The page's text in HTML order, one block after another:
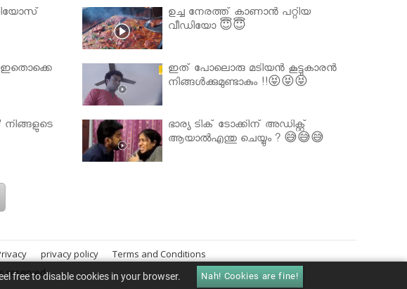
ഉച്ച നേരത്ത് കാണാൻ പറ്റിയ
വീഡിയോ 😇😇
ഇത് പോലൊരു മടിയൻ കൂട്ടുകാരൻ
നിങ്ങൾക്കുമുണ്ടാകും !!😝😝😝
ഭാര്യ ടിക് ടോക്കിന് അഡിക്റ്റ്
ആയാൽഎന്തു ചെയ്യും ? 😅😅😅
privacy policy
Terms and Conditions
reserved.
free to disable cookies in your browser. Nah! Cookies are fine!